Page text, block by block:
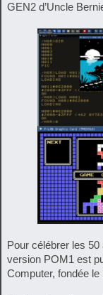
GEN2 d’Uncle
Pour célébrer les 50
version POM1 est
Computer, fondée le